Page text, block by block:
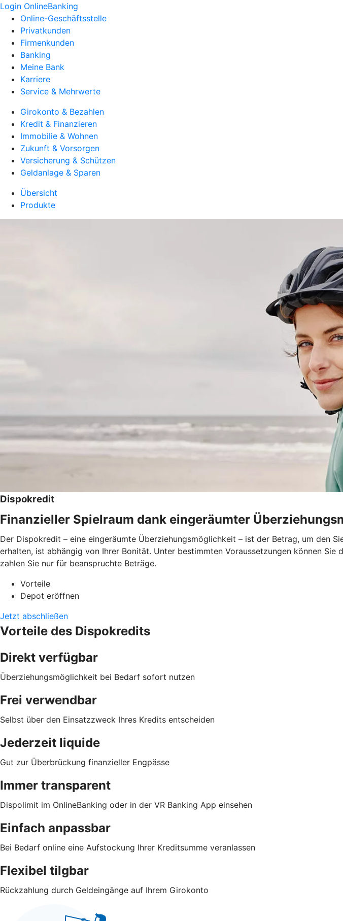
Login OnlineBanking
Online-Geschäftsstelle
Privatkunden
Firmenkunden
Banking
Meine Bank
Karriere
Service & Mehrwerte
Girokonto & Bezahlen
Kredit & Finanzieren
Immobilie & Wohnen
Zukunft & Vorsorgen
Versicherung & Schützen
Geldanlage & Sparen
Übersicht
Produkte
Dispokredit
Finanzieller Spielraum dank eingeräumter
Der Dispokredit – eine eingeräumte Überziehungsmöglichkeit – ist der Betrag, um den
erhalten, ist abhängig von Ihrer Bonität. Unter bestimmten Voraussetzungen können
zahlen Sie nur für beanspruchte Beträge.
Vorteile
Depot eröffnen
Jetzt abschließen
Vorteile des Dispokredits
Direkt verfügbar
Überziehungsmöglichkeit bei Bedarf sofort nutzen
Frei verwendbar
Selbst über den Einsatzzweck Ihres Kredits entscheiden
Jederzeit liquide
Gut zur Überbrückung finanzieller Engpässe
Immer transparent
Dispolimit im OnlineBanking oder in der VR Banking App einsehen
Einfach anpassbar
Bei Bedarf online eine Aufstockung Ihrer Kreditsumme veranlassen
Flexibel tilgbar
Rückzahlung durch Geldeingänge auf Ihrem Girokonto